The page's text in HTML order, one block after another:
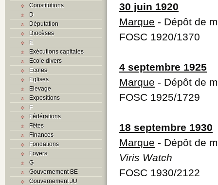
Constitutions
D
Députation
Diocèses
E
Exécutions capitales
Ecole divers
Ecoles
Eglises
Elevage
Expositions
F
Fédérations
Fêtes
Finances
Fondations
Foyers
G
Gouvernement BE
Gouvernement JU
30 juin 1920
Marque - Dépôt de
FOSC 1920/1370
4 septembre 1925
Marque - Dépôt de
FOSC 1925/1729
18 septembre 1930
Marque - Dépôt de
Viris Watch
FOSC 1930/2122